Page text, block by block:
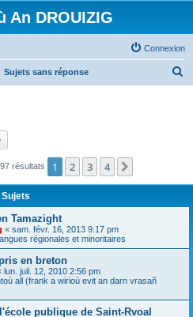
An DROUIZIG
Connexion
Sujets sans réponse
c
résultats 1 2 3 4
Sujets
Tamazight
« sam. févr. 16, 2013 9:17 pm
régionales et minoritaires
en breton
lun. juil. 12, 2010 2:56 pm
all (frank a wirioù evit an darn vrasañ
publique de Saint-Rvoal